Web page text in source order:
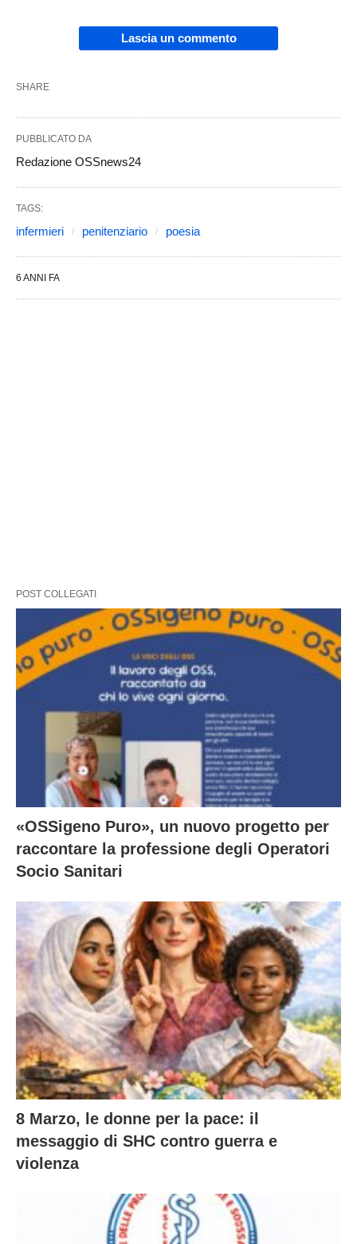
Lascia un commento
SHARE
PUBBLICATO DA
Redazione OSSnews24
TAGS:
infermieri penitenziario poesia
6 ANNI FA
POST COLLEGATI
«OSSigeno Puro», un nuovo progetto per
raccontare la professione degli Operatori
Socio Sanitari
8 Marzo, le donne per la pace: il
messaggio di SHC contro guerra e
violenza